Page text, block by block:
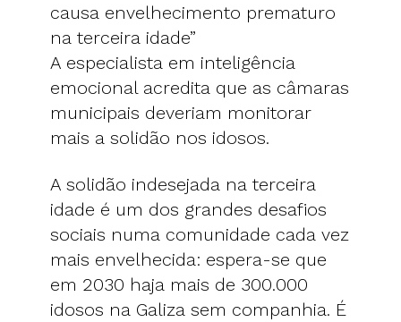
causa envelhecimento prematuro
na terceira idade”
A especialista em inteligência
emocional acredita que as câmaras
municipais deveriam monitorar
mais a solidão nos idosos.
A solidão indesejada na terceira
idade é um dos grandes desafios
sociais numa comunidade cada vez
mais envelhecida: espera-se que
em 2030 haja mais de 300.000
idosos na Galiza sem companhia. É